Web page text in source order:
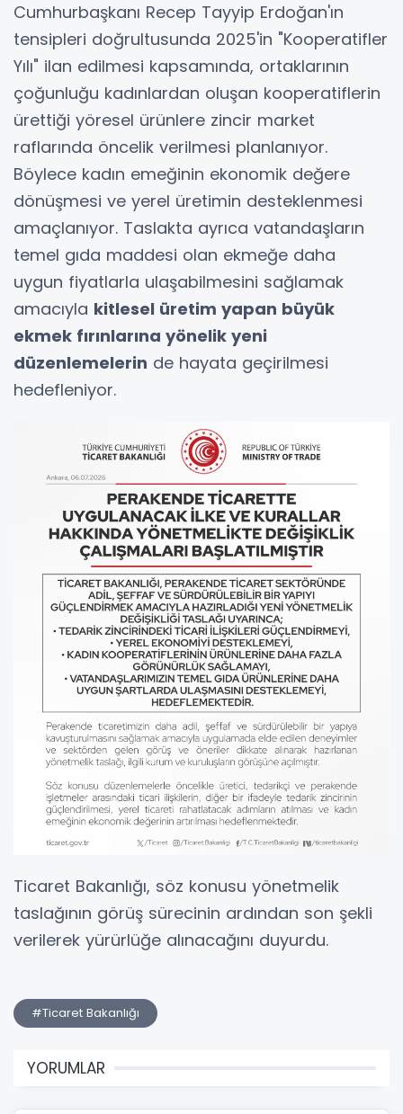
Cumhurbaşkanı Recep Tayyip Erdoğan'ın
tensipleri doğrultusunda 2025'in "Kooperatifler
Yılı" ilan edilmesi kapsamında, ortaklarının
çoğunluğu kadınlardan oluşan kooperatiflerin
ürettiği yöresel ürünlere zincir market
raflarında öncelik verilmesi planlanıyor.
Böylece kadın emeğinin ekonomik değere
dönüşmesi ve yerel üretimin desteklenmesi
amaçlanıyor. Taslakta ayrıca vatandaşların
temel gıda maddesi olan ekmeğe daha
uygun fiyatlarla ulaşabilmesini sağlamak
amacıyla kitlesel üretim yapan büyük
ekmek fırınlarına yönelik yeni
düzenlemelerin de hayata geçirilmesi
hedefleniyor.
Ticaret Bakanlığı, söz konusu yönetmelik
taslağının görüş sürecinin ardından son şekli
verilerek yürürlüğe alınacağını duyurdu.
#Ticaret Bakanlığı
YORUMLAR